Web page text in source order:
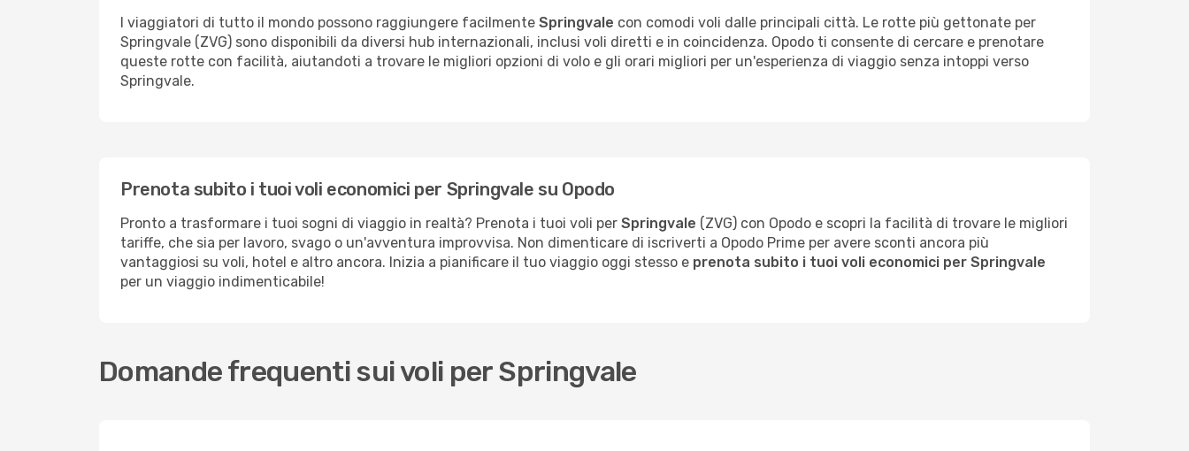
I viaggiatori di tutto il mondo possono raggiungere facilmente Springvale con comodi voli dalle principali città. Le rotte più gettonate per
Springvale (ZVG) sono disponibili da diversi hub internazionali, inclusi voli diretti e in coincidenza. Opodo ti consente di cercare e prenotare
queste rotte con facilità, aiutandoti a trovare le migliori opzioni di volo e gli orari migliori per un'esperienza di viaggio senza intoppi verso
Springvale.
Prenota subito i tuoi voli economici per Springvale su Opodo
Pronto a trasformare i tuoi sogni di viaggio in realtà? Prenota i tuoi voli per Springvale (ZVG) con Opodo e scopri la facilità di trovare le migliori
tariffe, che sia per lavoro, svago o un'avventura improvvisa. Non dimenticare di iscriverti a Opodo Prime per avere sconti ancora più
vantaggiosi su voli, hotel e altro ancora. Inizia a pianificare il tuo viaggio oggi stesso e prenota subito i tuoi voli economici per Springvale
per un viaggio indimenticabile!
Domande frequenti sui voli per Springvale